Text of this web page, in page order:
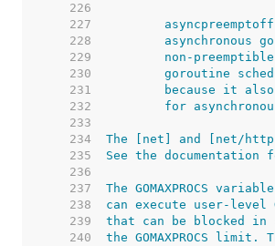
   226
   227
   228
   229
   230
   231
   232
   233
   234
   235
   236
   237
   238
   239
   240